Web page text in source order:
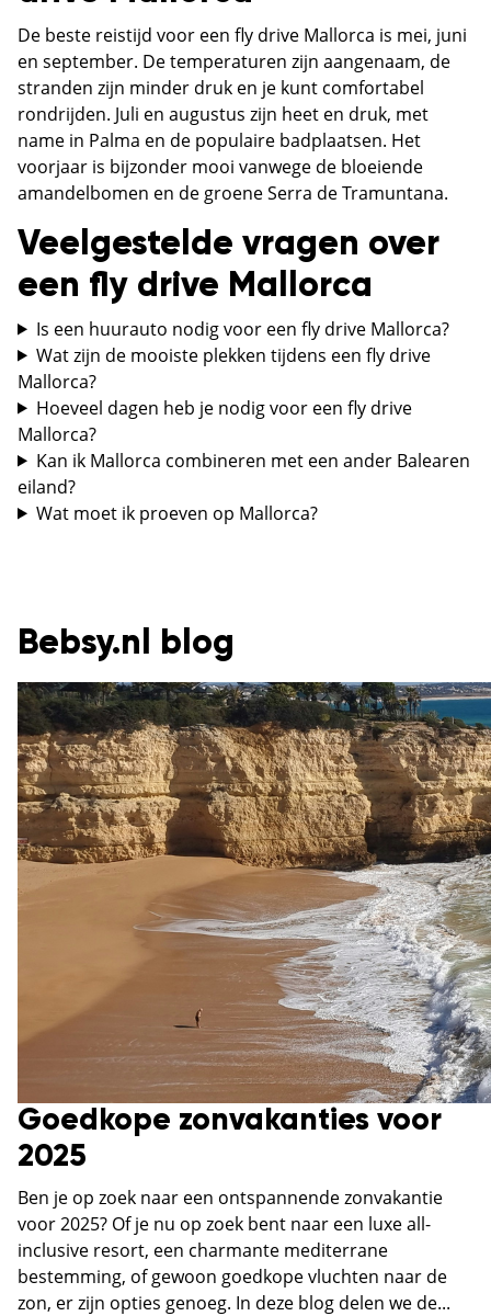
De beste reistijd voor een fly drive Mallorca is mei, juni
en september. De temperaturen zijn aangenaam, de
stranden zijn minder druk en je kunt comfortabel
rondrijden. Juli en augustus zijn heet en druk, met
name in Palma en de populaire badplaatsen. Het
voorjaar is bijzonder mooi vanwege de bloeiende
amandelbomen en de groene Serra de Tramuntana.
Veelgestelde vragen over
een fly drive Mallorca
Is een huurauto nodig voor een fly drive Mallorca?
Wat zijn de mooiste plekken tijdens een fly drive
Mallorca?
Hoeveel dagen heb je nodig voor een fly drive
Mallorca?
Kan ik Mallorca combineren met een ander Balearen
eiland?
Wat moet ik proeven op Mallorca?
Bebsy.nl blog
Goedkope zonvakanties voor
2025
Ben je op zoek naar een ontspannende zonvakantie
voor 2025? Of je nu op zoek bent naar een luxe all-
inclusive resort, een charmante mediterrane
bestemming, of gewoon goedkope vluchten naar de
zon, er zijn opties genoeg. In deze blog delen we de...